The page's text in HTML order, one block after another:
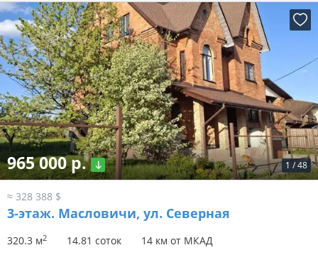
1 /48
965 000 р.
≈ 328 388 $
3-этаж. Масловичи, ул. Северная
320.3 м2 14.81 соток 14 км от МКАД